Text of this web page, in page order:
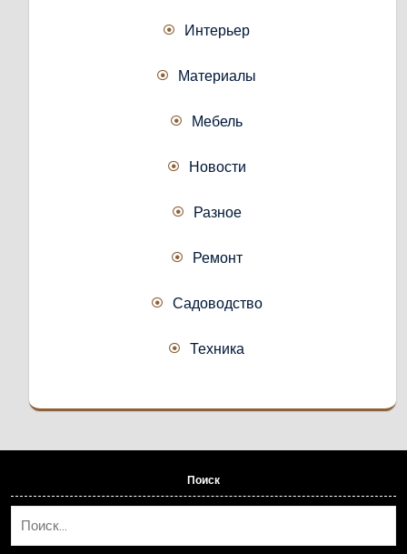
Интерьер
Материалы
Мебель
Новости
Разное
Ремонт
Садоводство
Техника
Поиск